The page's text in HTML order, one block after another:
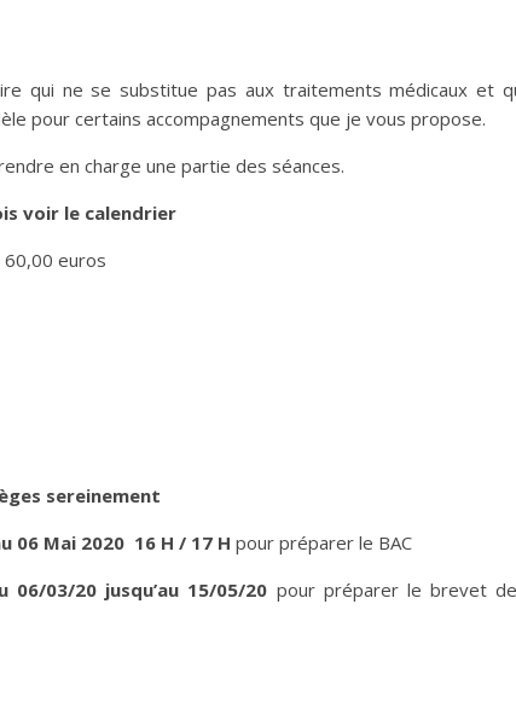
qui ne se substitue pas aux traitements médicaux et
pour certains accompagnements que je vous propose.
en charge une partie des séances.
voir le calendrier
euros
sereinement
06 Mai 2020 16 H / 17 H pour préparer le BAC
03/20 jusqu’au 15/05/20 pour préparer le brevet